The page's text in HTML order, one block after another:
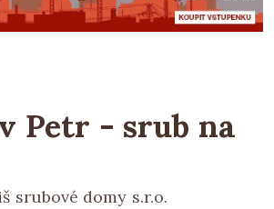
Petr - srub na
srubové domy s.r.o.